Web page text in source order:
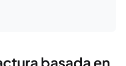
basada en